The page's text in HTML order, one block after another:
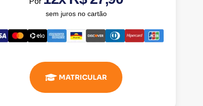
sem juros no cartão
MATRICULAR